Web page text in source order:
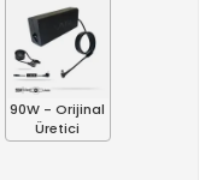
90W - Orijinal
Üretici